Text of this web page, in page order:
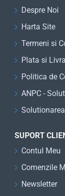
Despre Noi
Harta Site
Termeni si
Plata si
Politica de
ANPC -
SUPORT
Contul Meu
Comenzile
Newsletter